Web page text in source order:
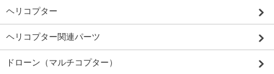
ヘリコプター
ヘリコプター関連パーツ
ドローン（マルチコプター）